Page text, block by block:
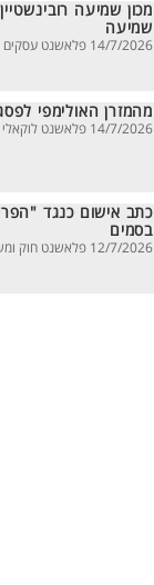
מכון שמיעה
שמיעה
14/7/2026 פלאשנט עסקים
מהמזרן האולימפי
14/7/2026 פלאשנט לוקאלי
כתב אישום כנגד
בסמים
12/7/2026 פלאשנט חוק ומשפט